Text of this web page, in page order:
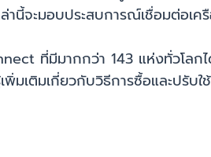
นี้จะมอบประสบการณ์เชื่อมต่อเค
ที่มีมากกว่า 143 แห่งทั่วโลก
เพิ่มเติมเกี่ยวกับวิธีการซื้อและปรั